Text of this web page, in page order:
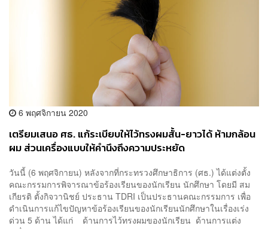
6 พฤศจิกายน 2020
เตรียมเสนอ ศธ. แก้ระเบียบให้ไว้ทรงผมสั้น-ยาวได้ ห้ามกล้อน
ผม ส่วนเครื่องแบบให้คำนึงถึงความประหยัด
วันนี้ (6 พฤศจิกายน) หลังจากที่กระทรวงศึกษาธิการ (ศธ.) ได้แต่งตั้ง
คณะกรรมการพิจารณาข้อร้องเรียนของนักเรียน นักศึกษา โดยมี สม
เกียรติ ตั้งกิจวานิชย์ ประธาน TDRI เป็นประธานคณะกรรมการ เพื่อ
ดำเนินการแก้ไขปัญหาข้อร้องเรียนของนักเรียนนักศึกษาในเรื่องเร่ง
ด่วน 5 ด้าน ได้แก่ ด้านการไว้ทรงผมของนักเรียน ด้านการแต่ง